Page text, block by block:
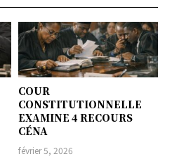
COUR
CONSTITUTIONNELLE
EXAMINE 4 RECOURS
CÉNA
février 5, 2026